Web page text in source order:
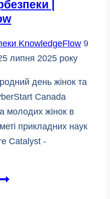
|
KnowledgeFlow 9
липня 2025 року
день жінок та
Canada
молодих жінок в
прикладних наук
Catalyst -